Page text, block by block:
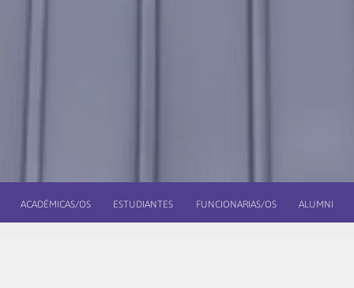
ACADÉMICAS/OS ESTUDIANTES FUNCIONARIAS/OS ALUMNI